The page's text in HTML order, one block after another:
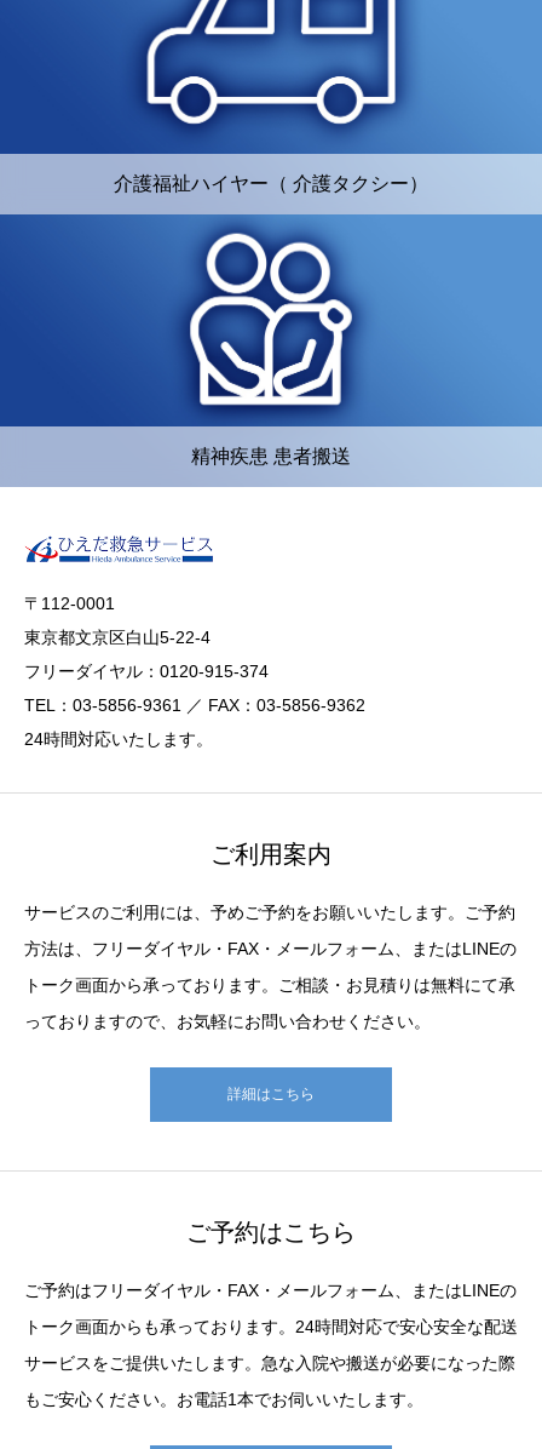
介護福祉ハイヤー（ 介護タクシー）
精神疾患 患者搬送
〒112-0001
東京都文京区白山5-22-4
フリーダイヤル：0120-915-374
TEL：03-5856-9361 ／ FAX：03-5856-9362
24時間対応いたします。
ご利用案内
サービスのご利用には、予めご予約をお願いいたします。ご予約
方法は、フリーダイヤル・FAX・メールフォーム、またはLINEの
トーク画面から承っております。ご相談・お見積りは無料にて承
っておりますので、お気軽にお問い合わせください。
詳細はこちら
ご予約はこちら
ご予約はフリーダイヤル・FAX・メールフォーム、またはLINEの
トーク画面からも承っております。24時間対応で安心安全な配送
サービスをご提供いたします。急な入院や搬送が必要になった際
もご安心ください。お電話1本でお伺いいたします。